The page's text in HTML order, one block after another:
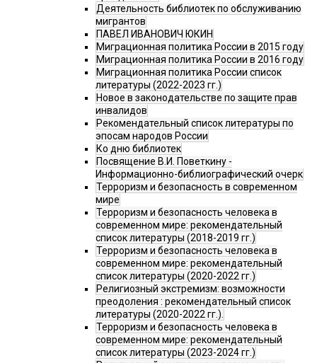
Деятельность библиотек по обслуживанию
мигрантов
ПАВЕЛ ИВАНОВИЧ ЮКИН
Миграционная политика России в 2015 году
Миграционная политика России в 2016 году
Миграционная политика России список
литературы (2022-2023 гг.)
Новое в законодательстве по защите прав
инвалидов
Рекомендательный список литературы по
эпосам народов России
Ко дню библиотек
Посвящение В.И. Поветкину -
Информационно-библиографический очерк
Терроризм и безопасность в современном
мире
Терроризм и безопасность человека в
современном мире: рекомендательный
список литературы (2018-2019 гг.)
Терроризм и безопасность человека в
современном мире: рекомендательный
список литературы (2020-2022 гг.)
Религиозный экстремизм: возможности
преодоления : рекомендательный список
литературы (2020-2022 гг.).
Терроризм и безопасность человека в
современном мире: рекомендательный
список литературы (2023-2024 гг.)